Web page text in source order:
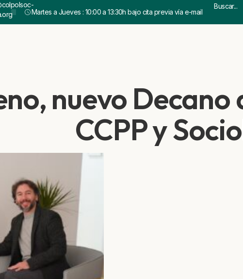
Martes a Jueves : 10:00 a 13:30h bajo cita previa vía e-mail
nuevo
CCPP y